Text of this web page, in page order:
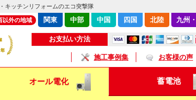
キッチンリフォームのエコ突撃隊
お支払い方法
施工事例集 お客様の声
以外の地域 関東 中部 中国 四国 北陸 九州
オール電化 蓄電池